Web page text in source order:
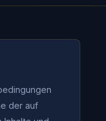
der auf